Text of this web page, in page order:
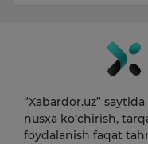
“Xabardor.uz”
nusxa ko‘chirish,
foydalanish faqat